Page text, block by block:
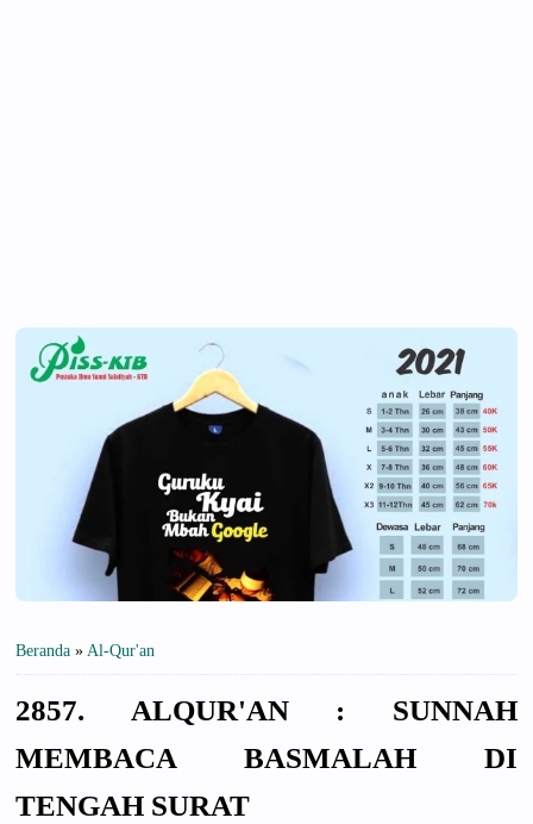
Beranda » Al-Qur'an
2857. ALQUR'AN : SUNNAH
MEMBACA BASMALAH DI
TENGAH SURAT